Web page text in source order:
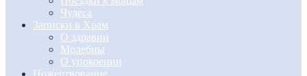
Чудеса
Записки в Храм
О здравии
Молебны
О упокоении
Пожертвование